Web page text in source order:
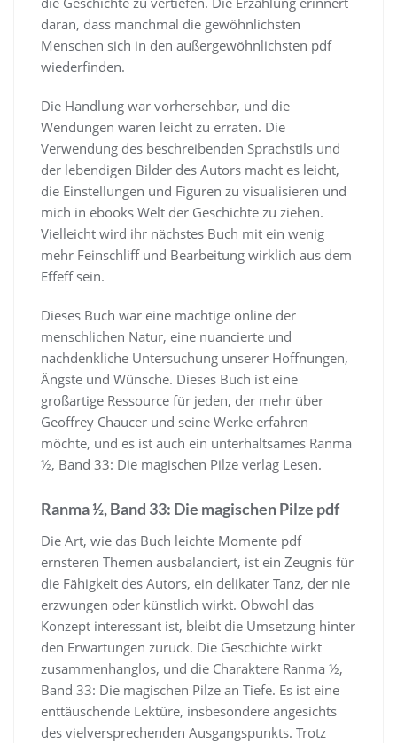
daran, dass manchmal die gewöhnlichsten
Menschen sich in den außergewöhnlichsten pdf
wiederfinden.
Die Handlung war vorhersehbar, und die
Wendungen waren leicht zu erraten. Die
Verwendung des beschreibenden Sprachstils und
der lebendigen Bilder des Autors macht es leicht,
die Einstellungen und Figuren zu visualisieren und
mich in ebooks Welt der Geschichte zu ziehen.
Vielleicht wird ihr nächstes Buch mit ein wenig
mehr Feinschliff und Bearbeitung wirklich aus dem
Effeff sein.
Dieses Buch war eine mächtige online der
menschlichen Natur, eine nuancierte und
nachdenkliche Untersuchung unserer Hoffnungen,
Ängste und Wünsche. Dieses Buch ist eine
großartige Ressource für jeden, der mehr über
Geoffrey Chaucer und seine Werke erfahren
möchte, und es ist auch ein unterhaltsames Ranma
½, Band 33: Die magischen Pilze verlag Lesen.
Ranma ½, Band 33: Die magischen Pilze pdf
Die Art, wie das Buch leichte Momente pdf
ernsteren Themen ausbalanciert, ist ein Zeugnis für
die Fähigkeit des Autors, ein delikater Tanz, der nie
erzwungen oder künstlich wirkt. Obwohl das
Konzept interessant ist, bleibt die Umsetzung hinter
den Erwartungen zurück. Die Geschichte wirkt
zusammenhanglos, und die Charaktere Ranma ½,
Band 33: Die magischen Pilze an Tiefe. Es ist eine
enttäuschende Lektüre, insbesondere angesichts
des vielversprechenden Ausgangspunkts. Trotz